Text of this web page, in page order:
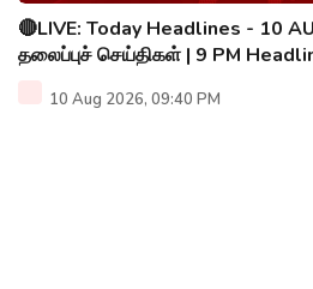
🔴LIVE: Today Headlines - 10
தலைப்புச் செய்திகள் | 9 PM
10 Aug 2026, 09:40 PM